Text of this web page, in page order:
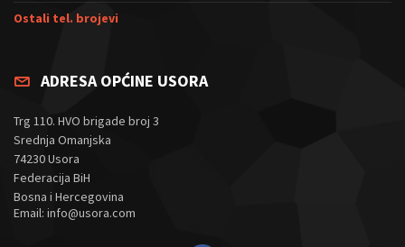
Ostali tel. brojevi
ADRESA OPĆINE USORA
Trg 110. HVO brigade broj 3
Srednja Omanjska
74230 Usora
Federacija BiH
Bosna i Hercegovina
Email: info@usora.com